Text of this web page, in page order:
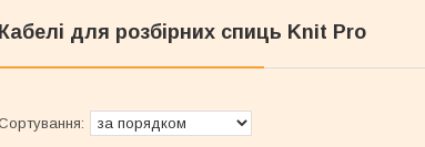
Кабелі для розбірних спиць Knit Pro